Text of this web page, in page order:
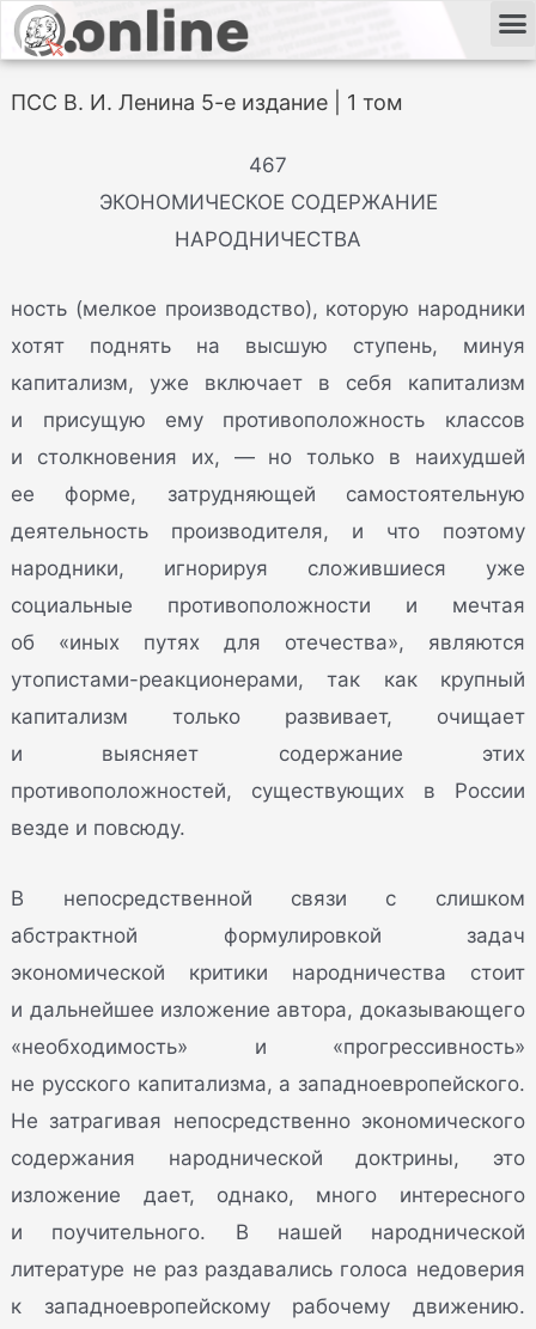
ПСС В. И. Ленина 5-е издание | 1 том
467
ЭКОНОМИЧЕСКОЕ СОДЕРЖАНИЕ
НАРОДНИЧЕСТВА
ность (мелкое производство), которую народники
хотят поднять на высшую ступень, минуя
капитализм, уже включает в себя капитализм
и присущую ему противоположность классов
и столкновения их, — но только в наихудшей
ее форме, затрудняющей самостоятельную
деятельность производителя, и что поэтому
народники, игнорируя сложившиеся уже
социальные противоположности и мечтая
об «иных путях для отечества», являются
утопистами-реакционерами, так как крупный
капитализм только развивает, очищает
и выясняет содержание этих
противоположностей, существующих в России
везде и повсюду.
В непосредственной связи с слишком
абстрактной формулировкой задач
экономической критики народничества стоит
и дальнейшее изложение автора, доказывающего
«необходимость» и «прогрессивность»
не русского капитализма, а западноевропейского.
Не затрагивая непосредственно экономического
содержания народнической доктрины, это
изложение дает, однако, много интересного
и поучительного. В нашей народнической
литературе не раз раздавались голоса недоверия
к западноевропейскому рабочему движению.